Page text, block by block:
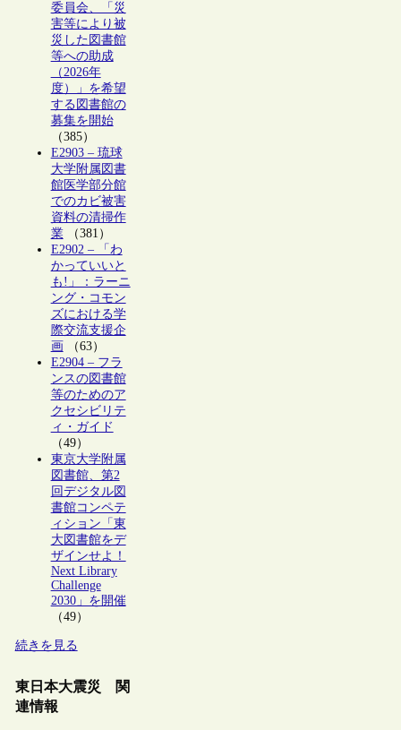
委員会、「災
害等により被
災した図書館
等への助成
（2026年
度）」を希望
する図書館の
募集を開始
（385）
E2903 – 琉球
大学附属図書
館医学部分館
でのカビ被害
資料の清掃作
業（381）
E2902 – 「わ
かっていいと
も!」：ラーニ
ング・コモン
ズにおける学
際交流支援企
画 （63）
E2904 – フラ
ンスの図書館
等のためのア
クセシビリテ
ィ・ガイド
（49）
東京大学附属
図書館、第2
回デジタル図
書館コンペテ
ィション「東
大図書館をデ
ザインせよ！
Next Library
Challenge
2030」を開催
（49）
続きを見る
東日本大震災 関
連情報